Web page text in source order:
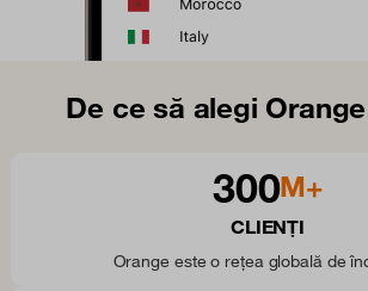
De ce să alegi
300M+
CLIENȚI
Orange este o rețea globală de